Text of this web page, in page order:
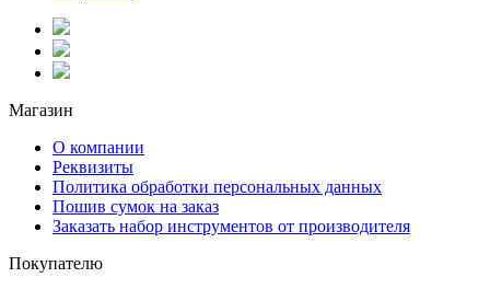
Магазин
О компании
Реквизиты
Политика обработки персональных данных
Пошив сумок на заказ
Заказать набор инструментов от производителя
Покупателю